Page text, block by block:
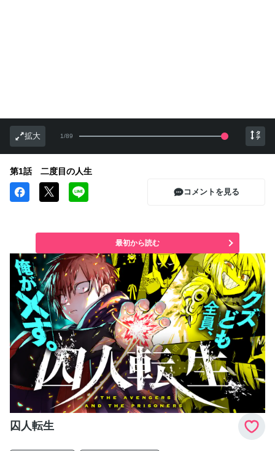
拡大 1/89
第1話 二度目の人生
コメントを見る
最初から読む
囚人転生